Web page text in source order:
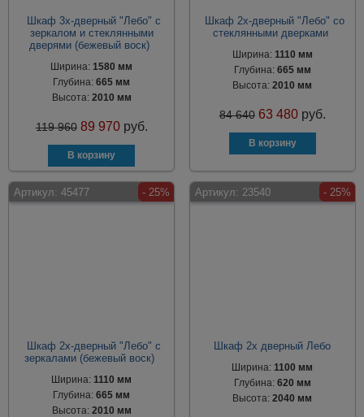
Шкаф 3х-дверный "Лебо" с
зеркалом и стеклянными
дверями (бежевый воск)
Ширина:1580 мм
Глубина:665 мм
Высота: 2010 мм
119 960 89 970 руб.
Шкаф 2х-дверный "Лебо" со
стеклянными дверками
Ширина: 1110 мм
Глубина: 665 мм
Высота:2010 мм
84 640 63 480 руб.
Артикул: 45477 - 25%
Шкаф 2х-дверный "Лебо" с
зеркалами (бежевый воск)
Ширина:1110 мм
Глубина:665 мм
Высота: 2010 мм
Артикул: 23540 - 25%
Шкаф 2х дверный Лебо
Ширина:1100 мм
Глубина: 620 мм
Высота:2040 мм